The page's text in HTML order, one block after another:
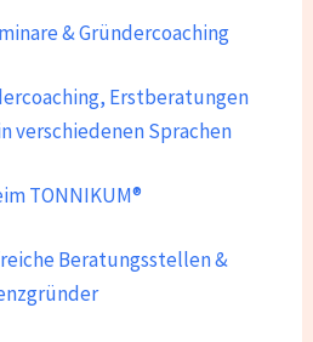
& Gründercoaching
Erstberatungen
verschiedenen Sprachen
TONNIKUM®
Beratungsstellen &